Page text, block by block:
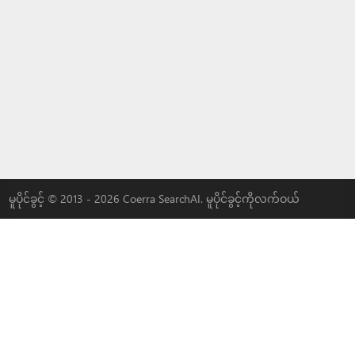
မူပိုင်ခွင့် © 2013 - 2026 Coerra SearchAI. မူပိုင်ခွင့်ကိုလက်ဝယ်